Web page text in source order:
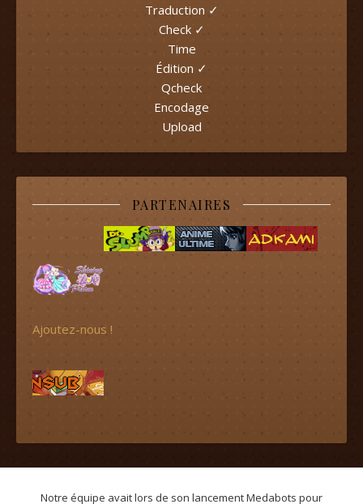
Traduction ✓
Check ✓
Time
Édition ✓
Qcheck
Encodage
Upload
PARTENAIRES
Ajoutez-nous !
Notre équipe avait lors de son lancement Medabots pour